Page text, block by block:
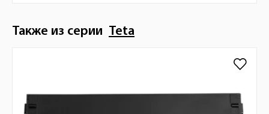
Также из серии Teta